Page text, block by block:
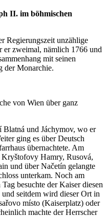
II. im böhmischen
Regierungszeit unzählige
er zweimal, nämlich 1766 und
mit seinen
der Monarchie.
von Wien über ganz
Blatná und Jáchymov, wo er
ging es über Deutsch
übernachtete. Am
Kryštofovy Hamry, Rusová,
und über Načetín gelangte
unterkam. Noch am
besuchte der Kaiser diesen
seitdem wird dieser Ort in
místo (Kaiserplatz) oder
machte der Herrscher